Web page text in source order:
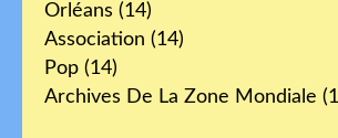
Orléans (14)
Association (14)
Pop (14)
Archives De La Zone Mondiale